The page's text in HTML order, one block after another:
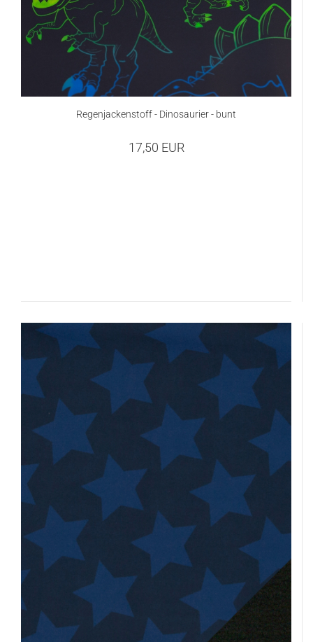
Regenjackenstoff - Dinosaurier - bunt
17,50 EUR